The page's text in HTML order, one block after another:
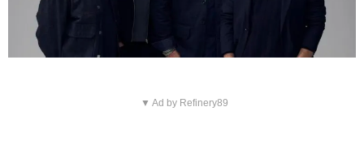
▼ Ad by Refinery89